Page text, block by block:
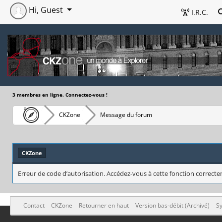
I.R.C.
Hi, Guest
3 membres en ligne. Connectez-vous !
CKZone Message du forum
CKZone
Erreur de code d’autorisation. Accédez-vous à cette fonction
Contact CKZone Retourner en haut Version bas-débit (Archivé)